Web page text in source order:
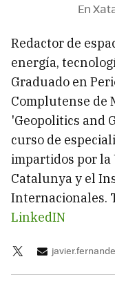
En
Redactor de
energía,
Graduado en
Complutense de
'Geopolitics and
curso de
impartidos por la
Catalunya y el
Internacionales.
LinkedIN